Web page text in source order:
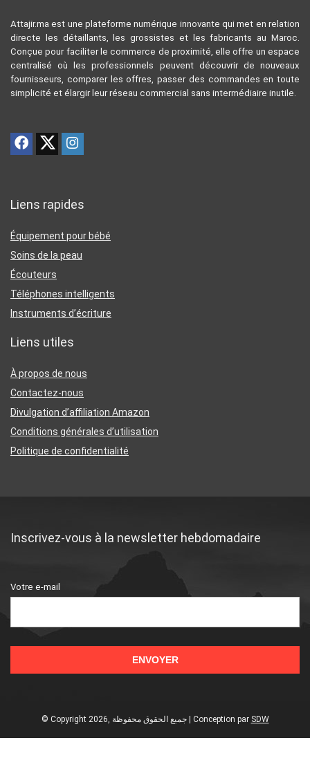
Attajir.ma est une plateforme numérique innovante qui met en relation
directe les détaillants, les grossistes et les fabricants au Maroc.
Conçue pour faciliter le commerce de proximité, elle offre un espace
centralisé où les professionnels peuvent découvrir de nouveaux
fournisseurs, comparer les offres, passer des commandes en toute
simplicité et élargir leur réseau commercial sans intermédiaire inutile.
Liens rapides
Équipement pour bébé
Soins de la peau
Écouteurs
Téléphones intelligents
Instruments d’écriture
Liens utiles
À propos de nous
Contactez-nous
Divulgation d’affiliation Amazon
Conditions générales d’utilisation
Politique de confidentialité
Inscrivez-vous à la newsletter hebdomadaire
Votre e-mail
© Copyright 2026, جميع الحقوق محفوظة | Conception par SDW